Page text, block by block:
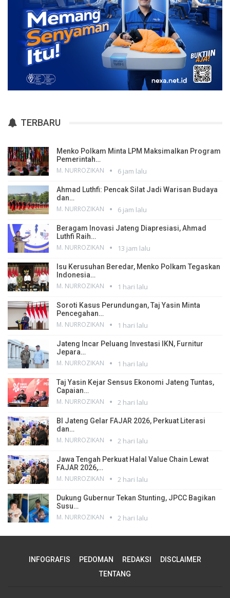
TERBARU
Menko Polkam Minta LPM Maksimalkan Program
Pemerintah…
M. NURROZIKAN 6 jam lalu
Ahmad Luthfi: Pencak Silat Jadi Warisan Budaya
dan…
M. NURROZIKAN 6 jam lalu
Beragam Inovasi Jateng Diapresiasi, Ahmad
Luthfi Raih…
M. NURROZIKAN 13 jam lalu
Isu Kerusuhan Beredar, Menko Polkam Tegaskan
Indonesia…
M. NURROZIKAN 1 hari lalu
Soroti Kasus Perundungan, Taj Yasin Minta
Pencegahan…
M. NURROZIKAN 1 hari lalu
Jateng Incar Peluang Investasi IKN, Furnitur
Jepara…
M. NURROZIKAN 1 hari lalu
Taj Yasin Kejar Sensus Ekonomi Jateng Tuntas,
Capaian…
M. NURROZIKAN 2 hari lalu
BI Jateng Gelar FAJAR 2026, Perkuat Literasi
dan…
M. NURROZIKAN 2 hari lalu
Jawa Tengah Perkuat Halal Value Chain Lewat
FAJAR 2026,…
M. NURROZIKAN 2 hari lalu
Dukung Gubernur Tekan Stunting, JPCC Bagikan
Susu…
M. NURROZIKAN 2 hari lalu
INFOGRAFIS PEDOMAN REDAKSI
DISCLAIMER
TENTANG